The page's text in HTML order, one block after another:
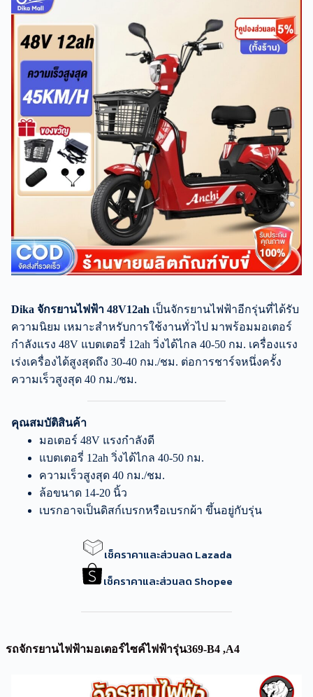
Dika จักรยานไฟฟ้า 48V12ah เป็นจักรยานไฟฟ้าอีกรุ่นที่ได้รับ
ความนิยม เหมาะสำหรับการใช้งานทั่วไป มาพร้อมมอเตอร์
กำลังแรง 48V แบตเตอรี่ 12ah วิ่งได้ไกล 40-50 กม. เครื่องแรง
เร่งเครื่องได้สูงสุดถึง 30-40 กม./ชม. ต่อการชาร์จหนึ่งครั้ง
ความเร็วสูงสุด 40 กม./ชม.
คุณสมบัติสินค้า
มอเตอร์ 48V แรงกำลังดี
แบตเตอรี่ 12ah วิ่งได้ไกล 40-50 กม.
ความเร็วสูงสุด 40 กม./ชม.
ล้อขนาด 14-20 นิ้ว
เบรกอาจเป็นดิสก์เบรกหรือเบรกผ้า ขึ้นอยู่กับรุ่น
เช็คราคาและส่วนลด Lazada
เช็คราคาและส่วนลด Shopee
รถจักรยานไฟฟ้ามอเตอร์ไซค์ไฟฟ้ารุ่น369-B4 ,A4